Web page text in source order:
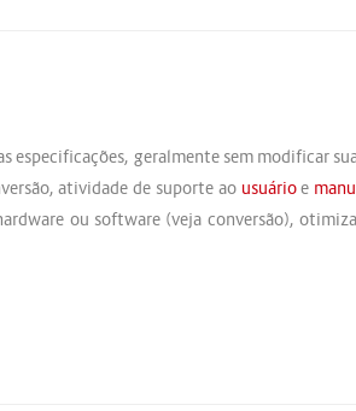
especificações, geralmente sem modificar
atividade de suporte ao usuárioe
ou software (veja conversão),